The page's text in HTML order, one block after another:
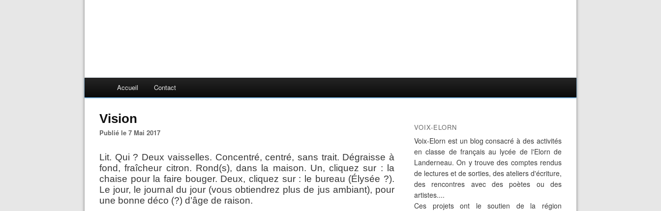
Accueil Contact
Vision
Publié le 7 Mai 2017
Lit. Qui ? Deux vaisselles. Concentré, centré, sans trait. Dégraisse à
fond, fraîcheur citron. Rond(s), dans la maison. Un, cliquez sur : la
chaise pour la faire bouger. Deux, cliquez sur : le bureau (Élysée ?).
Le jour, le journal du jour (vous obtiendrez plus de jus ambiant), pour
une bonne déco (?) d’âge de raison.
VOIX-ELORN
Voix-Elorn est un blog consacré à des activités
en classe de français au lycée de l'Elorn de
Landerneau. On y trouve des comptes rendus
de lectures et de sorties, des ateliers d'écriture,
des rencontres avec des poètes ou des
artistes....
Ces projets ont le soutien de la région